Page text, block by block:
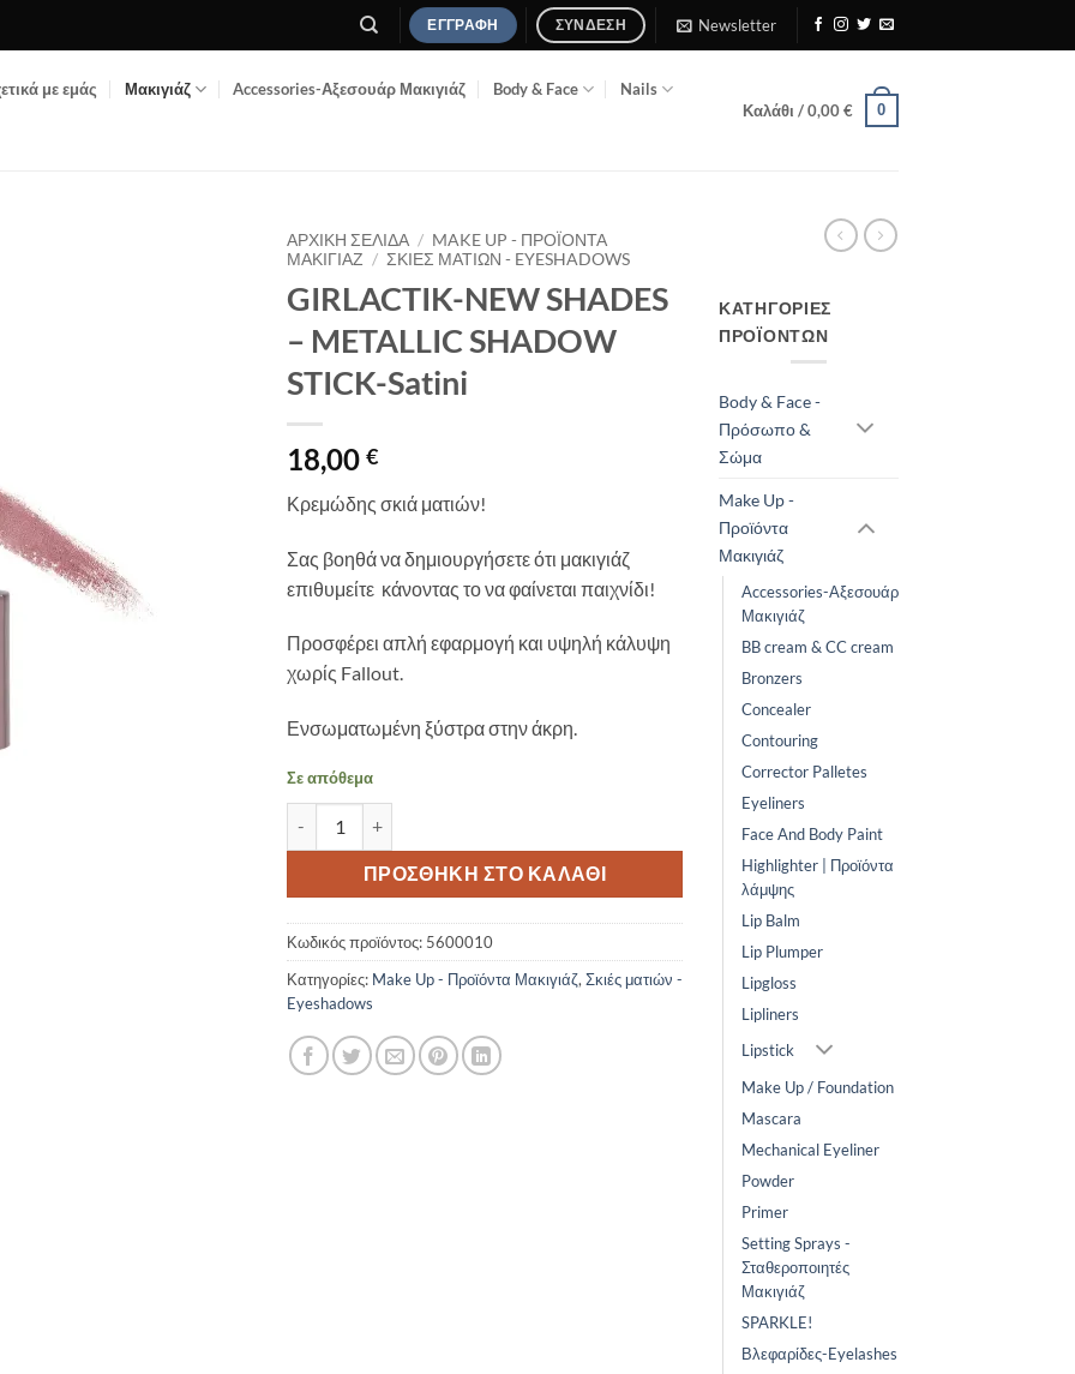
ΕΓΓΡΑΦΉ ΣΎΝΔΕΣΗ Newsletter
με εμάς Μακιγιάζ Accessories-Αξεσουάρ Μακιγιάζ Body & Face Nails
Καλάθι /0,00€ 0
ΑΡΧΙΚΉ ΣΕΛΊΔΑ / MAKE UP - ΠΡΟΪΌΝΤΑ
ΜΑΚΙΓΙΆΖ / ΣΚΙΈΣ ΜΑΤΙΏΝ - EYESHADOWS
GIRLACTIK-NEW SHADES
– METALLIC SHADOW
STICK-Satini
18,00 €
Κρεμώδης σκιά ματιών!
Σας βοηθά να δημιουργήσετε ότι μακιγιάζ
επιθυμείτε κάνοντας το να φαίνεται παιχνίδι!
Προσφέρει απλή εφαρμογή και υψηλή κάλυψη
χωρίς Fallout.
Ενσωματωμένη ξύστρα στην άκρη.
Σε απόθεμα
GIRLACTIK-NEW SHADES – METALLIC SHADOW STICK-Satini ποσότητα
ΠΡΟΣΘΉΚΗ ΣΤΟ ΚΑΛΆΘΙ
Κωδικός προϊόντος: 5600010
Κατηγορίες: Make Up - Προϊόντα Μακιγιάζ, Σκιές ματιών -
Eyeshadows
ΚΑΤΗΓΟΡΊΕΣ
ΠΡΟΪΌΝΤΩΝ
Body & Face -
Πρόσωπο &
Σώμα
Make Up -
Προϊόντα
Μακιγιάζ
Accessories-Αξεσουάρ
Μακιγιάζ
BB cream & CC cream
Bronzers
Concealer
Contouring
Corrector Palletes
Eyeliners
Face And Body Paint
Highlighter | Προϊόντα
λάμψης
Lip Balm
Lip Plumper
Lipgloss
Lipliners
Lipstick
Make Up / Foundation
Mascara
Mechanical Eyeliner
Powder
Primer
Setting Sprays -
Σταθεροποιητές
Μακιγιάζ
SPARKLE!
Βλεφαρίδες-Eyelashes